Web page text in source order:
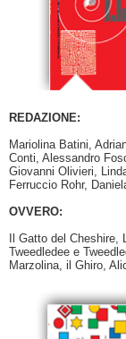
REDAZIONE:
Mariolina Batini,
Conti, Alessandro
Giovanni Olivieri,
Ferruccio Rohr,
OVVERO:
Il Gatto del Cheshire,
Tweedledee e
Marzolina, il Ghiro,